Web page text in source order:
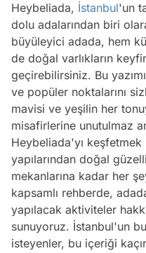
Heybeliada, İstanbul'un
dolu adalarından biri
büyüleyici adada, hem
de doğal varlıkların
geçirebilirsiniz. Bu
ve popüler noktalarını
mavisi ve yeşilin her
misafirlerine unutulmaz
Heybeliada'yı
yapılarından doğal
mekanlarına kadar her
kapsamlı rehberde,
yapılacak aktiviteler
sunuyoruz. İstanbul'un
isteyenler, bu içeriği